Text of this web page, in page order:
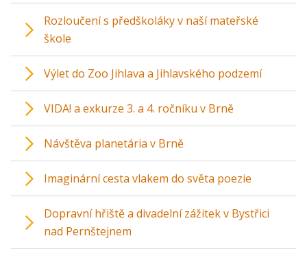
Rozloučení s předškoláky v naší mateřské
škole
Výlet do Zoo Jihlava a Jihlavského podzemí
VIDA! a exkurze 3. a 4. ročníku v Brně
Návštěva planetária v Brně
Imaginární cesta vlakem do světa poezie
Dopravní hřiště a divadelní zážitek v Bystřici
nad Pernštejnem